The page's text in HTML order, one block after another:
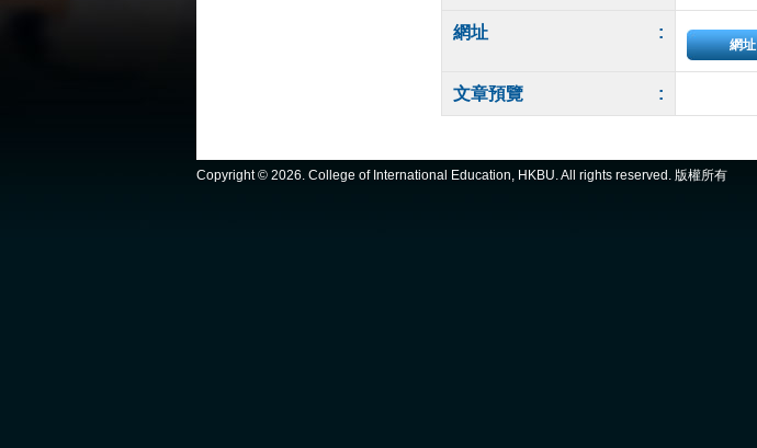
網址 :
網址
文章預覽 :
Copyright © 2026. College of International Education, HKBU. All rights reserved. 版權所有